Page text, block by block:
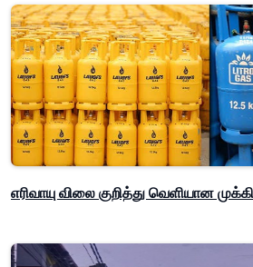
எரிவாயு விலை குறித்து வெளியான